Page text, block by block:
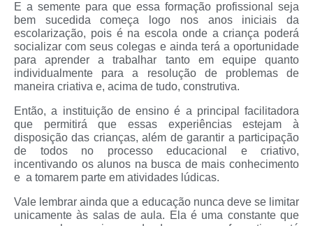
E a semente para que essa formação profissional seja
bem sucedida começa logo nos anos iniciais da
escolarização, pois é na escola onde a criança poderá
socializar com seus colegas e ainda terá a oportunidade
para aprender a trabalhar tanto em equipe quanto
individualmente para a resolução de problemas de
maneira criativa e, acima de tudo, construtiva.
Então, a instituição de ensino é a principal facilitadora
que permitirá que essas experiências estejam à
disposição das crianças, além de garantir a participação
de todos no processo educacional e criativo,
incentivando os alunos na busca de mais conhecimento
e a tomarem parte em atividades lúdicas.
Vale lembrar ainda que a educação nunca deve se limitar
unicamente às salas de aula. Ela é uma constante que